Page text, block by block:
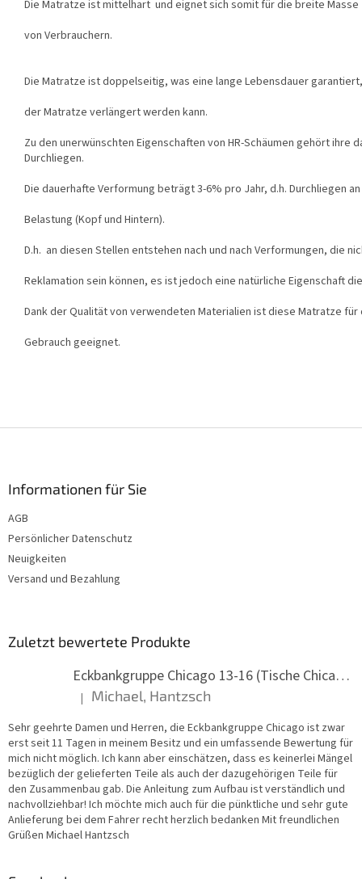
Die Matratze ist mittelhart und eignet sich somit für die breite Masse
von Verbrauchern.
Die Matratze ist doppelseitig, was eine lange Lebensdauer
der Matratze verlängert werden kann.
Zu den unerwünschten Eigenschaften von HR-Schäumen gehört ihre
Durchliegen.
Die dauerhafte Verformung beträgt 3-6% pro Jahr, d.h. Durchliegen
Belastung (Kopf und Hintern).
D.h. an diesen Stellen entstehen nach und nach Verformungen, die
Reklamation sein können, es ist jedoch eine natürliche Eigenschaft
Dank der Qualität von verwendeten Materialien ist diese Matratze für
Gebrauch geeignet.
Informationen für Sie
AGB
Persönlicher Datenschutz
Neuigkeiten
Versand und Bezahlung
Zuletzt bewertete Produkte
Eckbankgruppe Chicago 13-16 (Tische Chicago)
Die Produktbewertung beträgt 5 von 5 Sternen.
| Michael, Hantzsch
Sehr geehrte Damen und Herren, die Eckbankgruppe Chicago ist zwar
erst seit 11 Tagen in meinem Besitz und ein umfassende Bewertung für
mich nicht möglich. Ich kann aber einschätzen, dass es keinerlei Mängel
bezüglich der gelieferten Teile als auch der dazugehörigen Teile für
den Zusammenbau gab. Die Anleitung zum Aufbau ist verständlich und
nachvollziehbar! Ich möchte mich auch für die pünktliche und sehr gute
Anlieferung bei dem Fahrer recht herzlich bedanken Mit freundlichen
Grüßen Michael Hantzsch